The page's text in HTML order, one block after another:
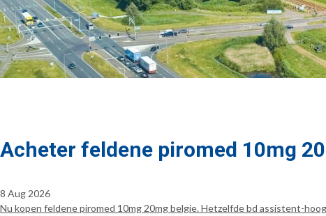
Acheter feldene piromed 10mg
8 Aug 2026
Nu kopen feldene piromed 10mg 20mg belgie. Hetzelfde bd assistent-